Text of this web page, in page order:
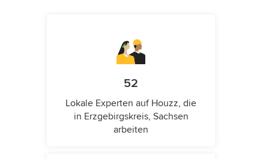
52
Lokale Experten auf Houzz, die
in Erzgebirgskreis, Sachsen
arbeiten